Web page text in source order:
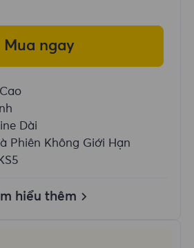
Mua ngay
Dài
Phiên Không Giới Hạn
hiểu thêm